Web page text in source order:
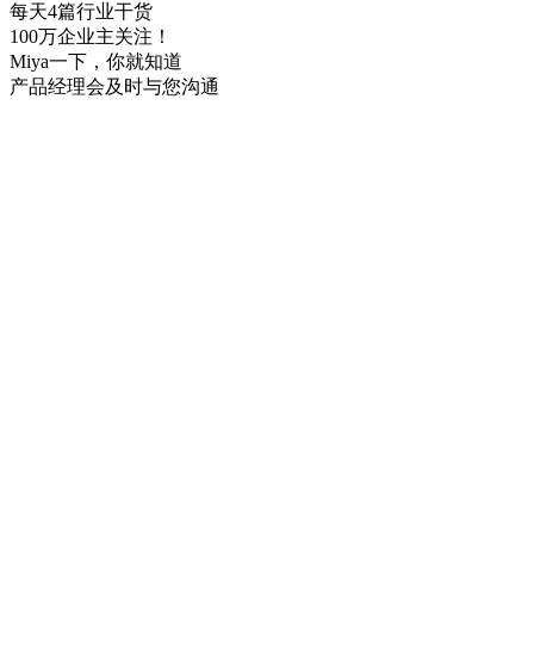
每天4篇行业干货
100万企业主关注！
Miya一下，你就知道
产品经理会及时与您沟通